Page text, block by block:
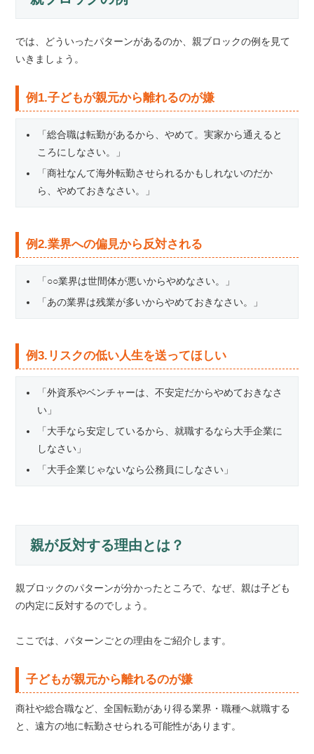
では、どういったパターンがあるのか、親ブロックの例を見て
いきましょう。
例1.子どもが親元から離れるのが嫌
「総合職は転勤があるから、やめて。実家から通えると
ころにしなさい。」
「商社なんて海外転勤させられるかもしれないのだか
ら、やめておきなさい。」
例2.業界への偏見から反対される
「○○業界は世間体が悪いからやめなさい。」
「あの業界は残業が多いからやめておきなさい。」
例3.リスクの低い人生を送ってほしい
「外資系やベンチャーは、不安定だからやめておきなさ
い」
「大手なら安定しているから、就職するなら大手企業に
しなさい」
「大手企業じゃないなら公務員にしなさい」
親が反対する理由とは？
親ブロックのパターンが分かったところで、なぜ、親は子ども
の内定に反対するのでしょう。
ここでは、パターンごとの理由をご紹介します。
子どもが親元から離れるのが嫌
商社や総合職など、全国転勤があり得る業界・職種へ就職する
と、遠方の地に転勤させられる可能性があります。